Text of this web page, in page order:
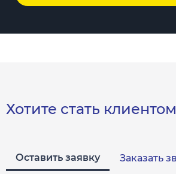
Хотите стать
Оставить заявку Заказать